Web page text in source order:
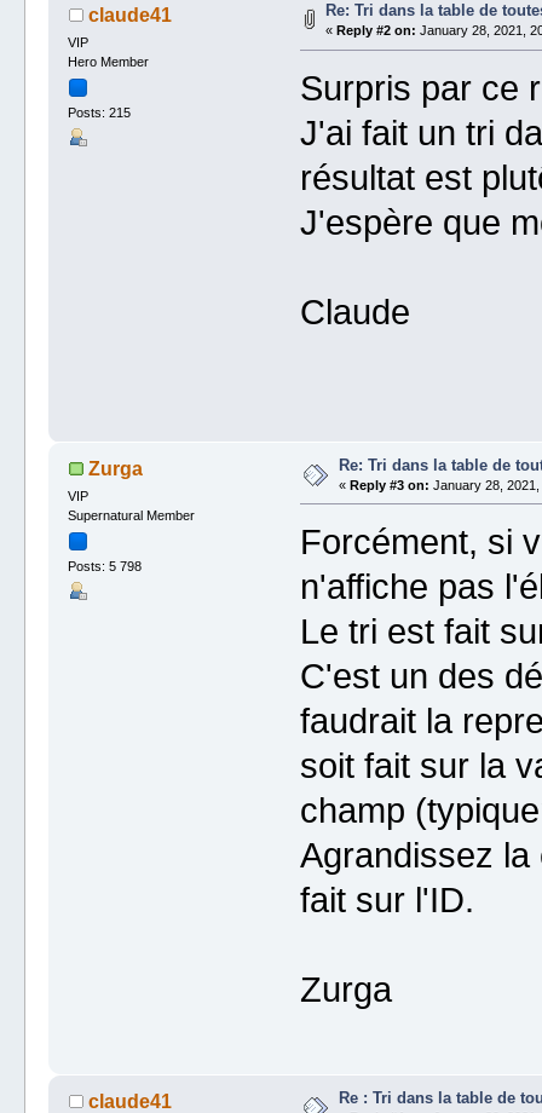
claude41
VIP
Hero Member
Posts: 215
Re: Tri dans la table de
« Reply #2 on: January 28, 2021,
Surpris par ce
J'ai fait un tri
résultat est
J'espère que
Claude
Zurga
VIP
Supernatural Member
Posts: 5 798
Re: Tri dans la table de
«Reply #3 on: January 28,
Forcément, si
n'affiche pas
Le tri est fait
C'est un des
faudrait la
soit fait sur la
champ
Agrandissez
fait sur l'ID.
Zurga
claude41 Re : Tri dans la table de